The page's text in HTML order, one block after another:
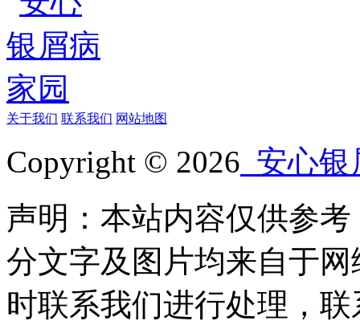
关于我们 联系我们 网站地图
Copyright © 2026 安心银
声明：本站内容仅供参
分文字及图片均来自于
时联系我们进行处理，